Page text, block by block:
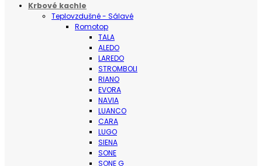
Krbové kachle
Teplovzdušné - Sálavé
Romotop
TALA
ALEDO
LAREDO
STROMBOLI
RIANO
EVORA
NAVIA
LUANCO
CARA
LUGO
SIENA
SONE
SONE G